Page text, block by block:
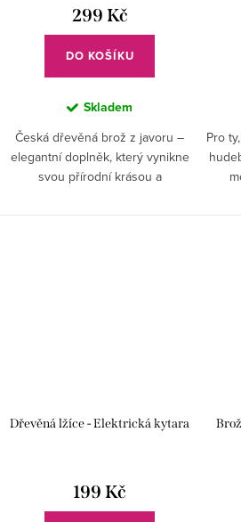
299 Kč
DO KOŠÍKU
Skladem
Česká dřevěná brož z javoru –
elegantní doplněk, který vynikne
svou přírodní krásou a
Pro
Dřevěná lžíce - Elektrická kytara
199 Kč